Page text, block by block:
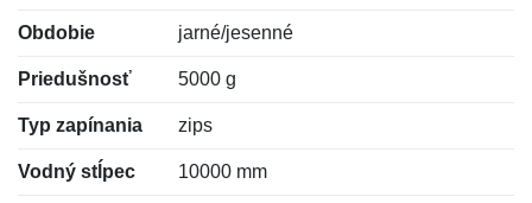
Obdobie jarné/jesenné
Priedušnosť 5000 g
Typ zapínania zips
Vodný stĺpec 10000 mm